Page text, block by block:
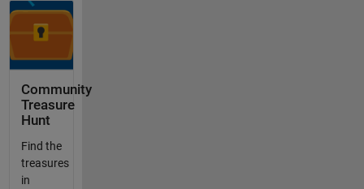
Community
Treasure
Hunt
Find the
treasures
in